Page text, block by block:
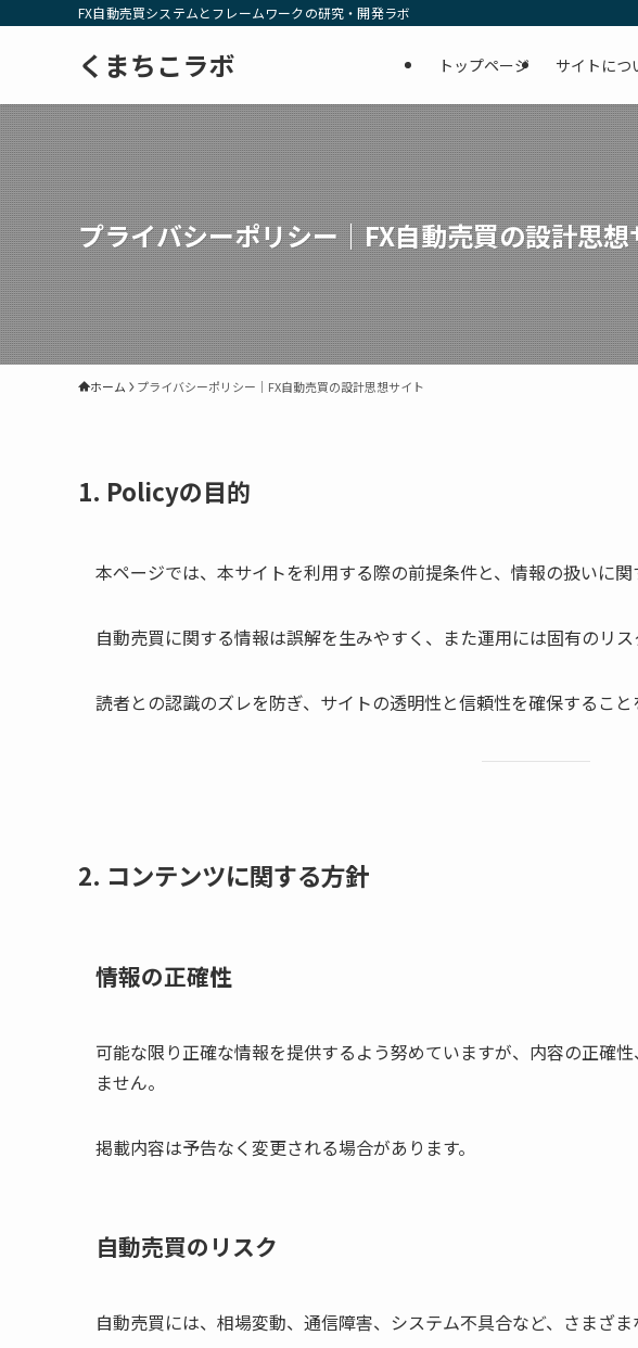
FX自動売買システムとフレームワークの研究・開発ラボ
くまちこラボ トップページ サイトにつ
プライバシーポリシー｜FX自動売買の設計思
ホーム プライバシーポリシー｜FX自動売買の設計思想サイト
1. Policyの目的
本ページでは、本サイトを利用する際の前提条件と、情報の扱いに
自動売買に関する情報は誤解を生みやすく、また運用には固有のリス
読者との認識のズレを防ぎ、サイトの透明性と信頼性を確保すること
2. コンテンツに関する方針
情報の正確性
可能な限り正確な情報を提供するよう努めていますが、内容の正確
ません。
掲載内容は予告なく変更される場合があります。
自動売買のリスク
自動売買には、相場変動、通信障害、システム不具合など、さまざま